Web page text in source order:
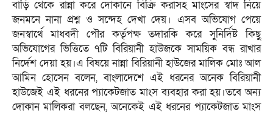
বাড়ি থেকে রান্না করে দোকানে বিক্রি করাসহ মাংসের স্বাদ নিয়ে
জনমনে নানা প্রশ্ন ও সন্দেহ দেখা দেয়। এসব অভিযোগ পেয়ে
জনস্বার্থে মাধবদী পৌর কর্তৃপক্ষ তদারকি করে সুনির্দিষ্ট কিছু
অভিযোগের ভিত্তিতে ৭টি বিরিয়ানী হাউজকে সাময়িক বন্ধ রাখার
নির্দেশ দেয়া হয়।এ বিষয়ে নান্না বিরিয়ানী হাউজের মালিক মোঃ আল
আমিন হোসেন বলেন, বাংলাদেশে এই ধরনের অনেক বিরিয়ানী
হাউজেই এই ধরনের প্যাকেটজাত মাংস ব্যবহার করা হয়।তবে অন্য
দোকান মালিকরা বলছেন, অনেকেই এই ধরনের প্যাকেটজাত মাংস